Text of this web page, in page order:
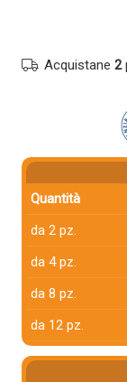
370PC5KL
Acquistane 2
Quantità
da 2 pz.
da 4 pz.
da 8 pz.
da 12 pz.